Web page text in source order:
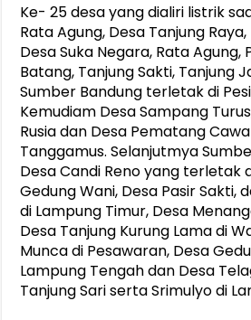
Ke- 25 desa yang dialiri listrik
Rata Agung, Desa Tanjung
Desa Suka Negara, Rata Agung,
Batang, Tanjung Sakti, Tanjung
Sumber Bandung terletak di
Kemudiam Desa Sampang
Rusia dan Desa Pematang
Tanggamus. Selanjutmya
Desa Candi Reno yang terletak
Gedung Wani, Desa Pasir Sakti,
di Lampung Timur, Desa
Desa Tanjung Kurung Lama di
Munca di Pesawaran, Desa
Lampung Tengah dan Desa
Tanjung Sari serta Srimulyo di